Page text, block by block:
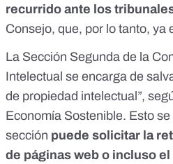
recurrido ante los
Consejo, que, por lo tanto, ya
La Sección Segunda de la
Intelectual se encarga de
de propiedad intelectual”,
Economía Sostenible. Esto
sección puede solicitar la
de páginas web o incluso